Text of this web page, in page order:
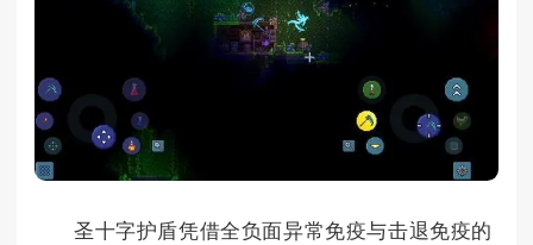
圣十字护盾凭借全负面异常免疫与击退免疫的